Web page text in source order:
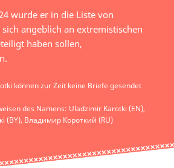
wurde er in die Liste von
sich angeblich an extremistischen
haben sollen,
können zur Zeit keine Briefe gesendet
des Namens: Uladzimir Karotki (EN),
(BY), Владимир Короткий (RU)